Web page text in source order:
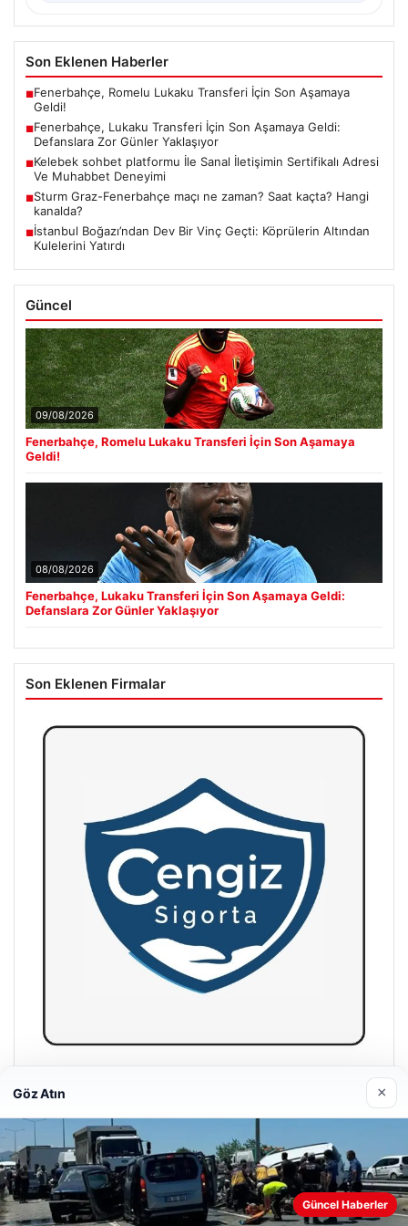
Son Eklenen Haberler
■Fenerbahçe, Romelu Lukaku Transferi İçin Son Aşamaya
Geldi!
■Fenerbahçe, Lukaku Transferi İçin Son Aşamaya Geldi:
Defanslara Zor Günler Yaklaşıyor
■Kelebek sohbet platformu İle Sanal İletişimin Sertifikalı Adresi
Ve Muhabbet Deneyimi
■Sturm Graz-Fenerbahçe maçı ne zaman? Saat kaçta? Hangi
kanalda?
■İstanbul Boğazı’ndan Dev Bir Vinç Geçti: Köprülerin Altından
Kulelerini Yatırdı
Güncel
09/08/2026
Fenerbahçe, Romelu Lukaku Transferi İçin Son Aşamaya
Geldi!
08/08/2026
Fenerbahçe, Lukaku Transferi İçin Son Aşamaya Geldi:
Defanslara Zor Günler Yaklaşıyor
Son Eklenen Firmalar
Hastaş Beton
Web sitemizi nasıl kullandığınızı daha iyi anlayabilmek,
deneyiminizi kişiselleştirmek ve geliştirmek amacıyla çerezler
Göz Atın ×
Güncel Haberler